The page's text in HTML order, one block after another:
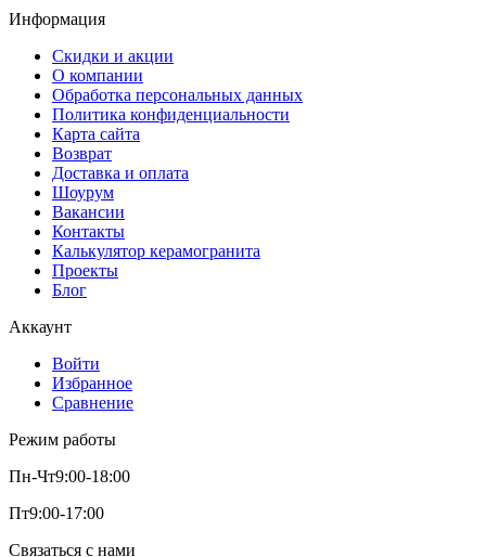
Информация
Скидки и акции
О компании
Обработка персональных данных
Политика конфиденциальности
Карта сайта
Возврат
Доставка и оплата
Шоурум
Вакансии
Контакты
Калькулятор керамогранита
Проекты
Блог
Аккаунт
Войти
Избранное
Сравнение
Режим работы
Пн-Чт9:00-18:00
Пт9:00-17:00
Связаться с нами